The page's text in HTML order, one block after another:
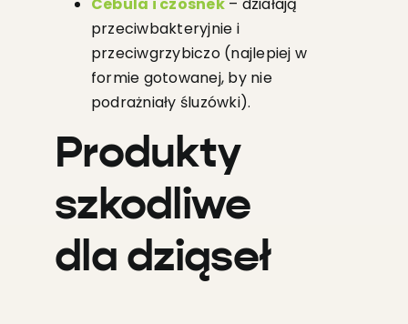
Cebula i czosnek– działają
przeciwbakteryjnie i
przeciwgrzybiczo (najlepiej w
formie gotowanej, by nie
podrażniały śluzówki).
Produkty
szkodliwe
dla dziąseł